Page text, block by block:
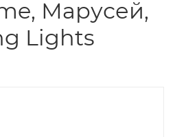
Марусей,
Lights